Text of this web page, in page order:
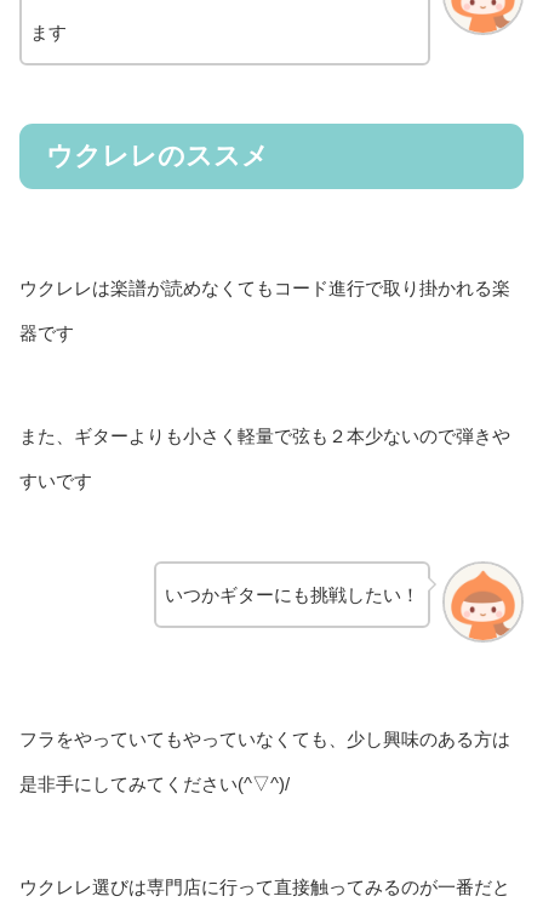
ます
ウクレレのススメ
ウクレレは楽譜が読めなくてもコード進行で取り掛かれる楽
器です
また、ギターよりも小さく軽量で弦も２本少ないので弾きや
すいです
いつかギターにも挑戦したい！
フラをやっていてもやっていなくても、少し興味のある方は
是非手にしてみてください(^▽^)/
ウクレレ選びは専門店に行って直接触ってみるのが一番だと